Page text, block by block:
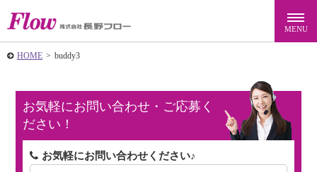
HOME > buddy3
お気軽にお問い合わせ・ご応募く
ださい！
お気軽にお問い合わせください♪